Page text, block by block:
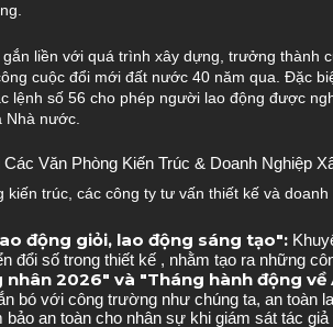
.
liền với quá trình xây dựng, trưởng thành
cuộc đổi mới đất nước 40 năm qua Đặc
lệnh số 56 cho phép người lao động được
Nhà nước
Văn Phòng Kiến Trúc & Doanh Nghiệp
kiến trúc, các công ty tư vấn thiết kế và
động giỏi, lao động sáng tạo":
đổi số trong thiết kế , nhằm tạo ra những
2026" và "Tháng hành động
bó với công trường như chúng ta, an toàn
an toàn cho nhân sự khi giám sát tác